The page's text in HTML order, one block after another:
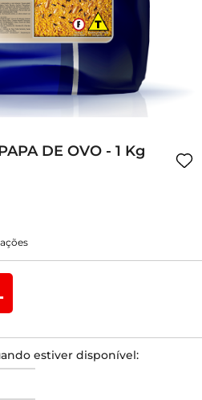
DE OVO - 1 Kg
estiver disponível: